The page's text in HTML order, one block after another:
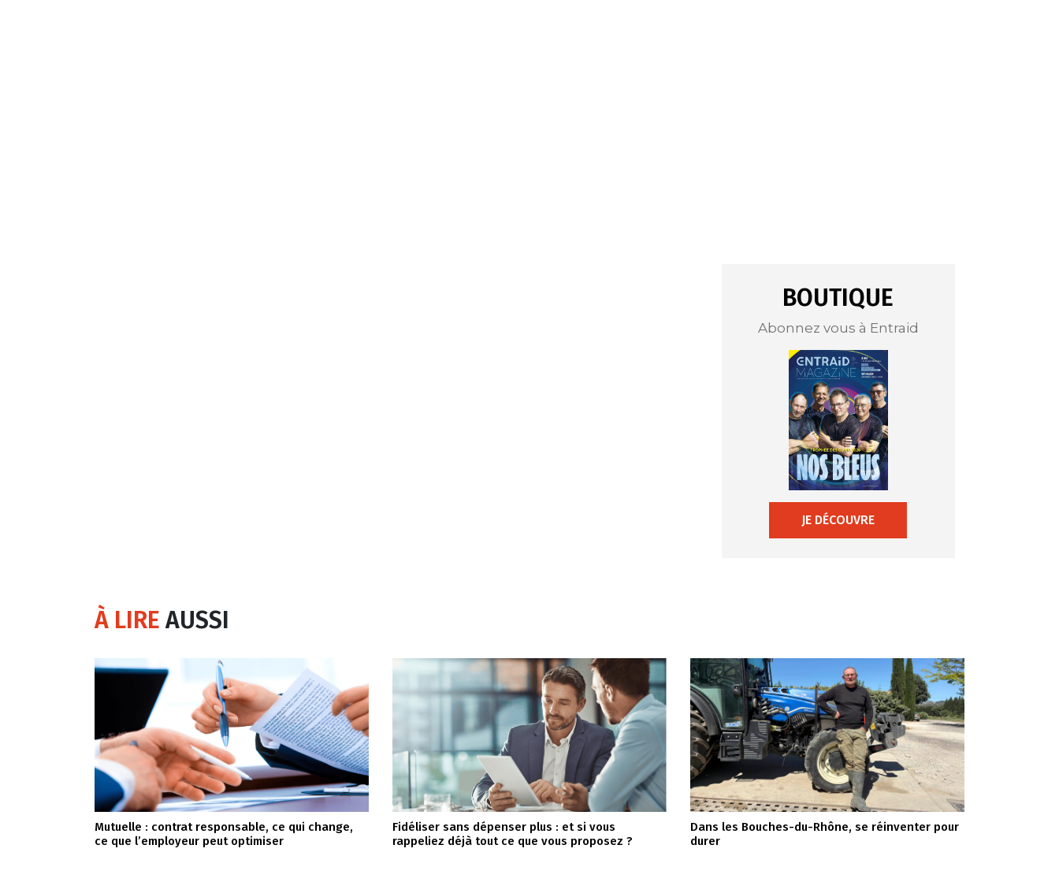
BOUTIQUE
Abonnez vous à Entraid
JE DÉCOUVRE
À LIREAUSSI
Mutuelle : contrat responsable, ce qui change,
ce que l’employeur peut optimiser
Fidéliser sans dépenser plus : et si vous
rappeliez déjà tout ce que vous proposez ?
Dans les Bouches-du-Rhône, se réinventer pour
durer